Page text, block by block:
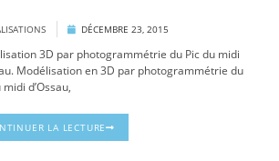
DÉCEMBRE 23, 2015
3D par photogrammétrie du Pic du midi
Modélisation en 3D par photogrammétrie du
midi d’Ossau,
LA LECTURE